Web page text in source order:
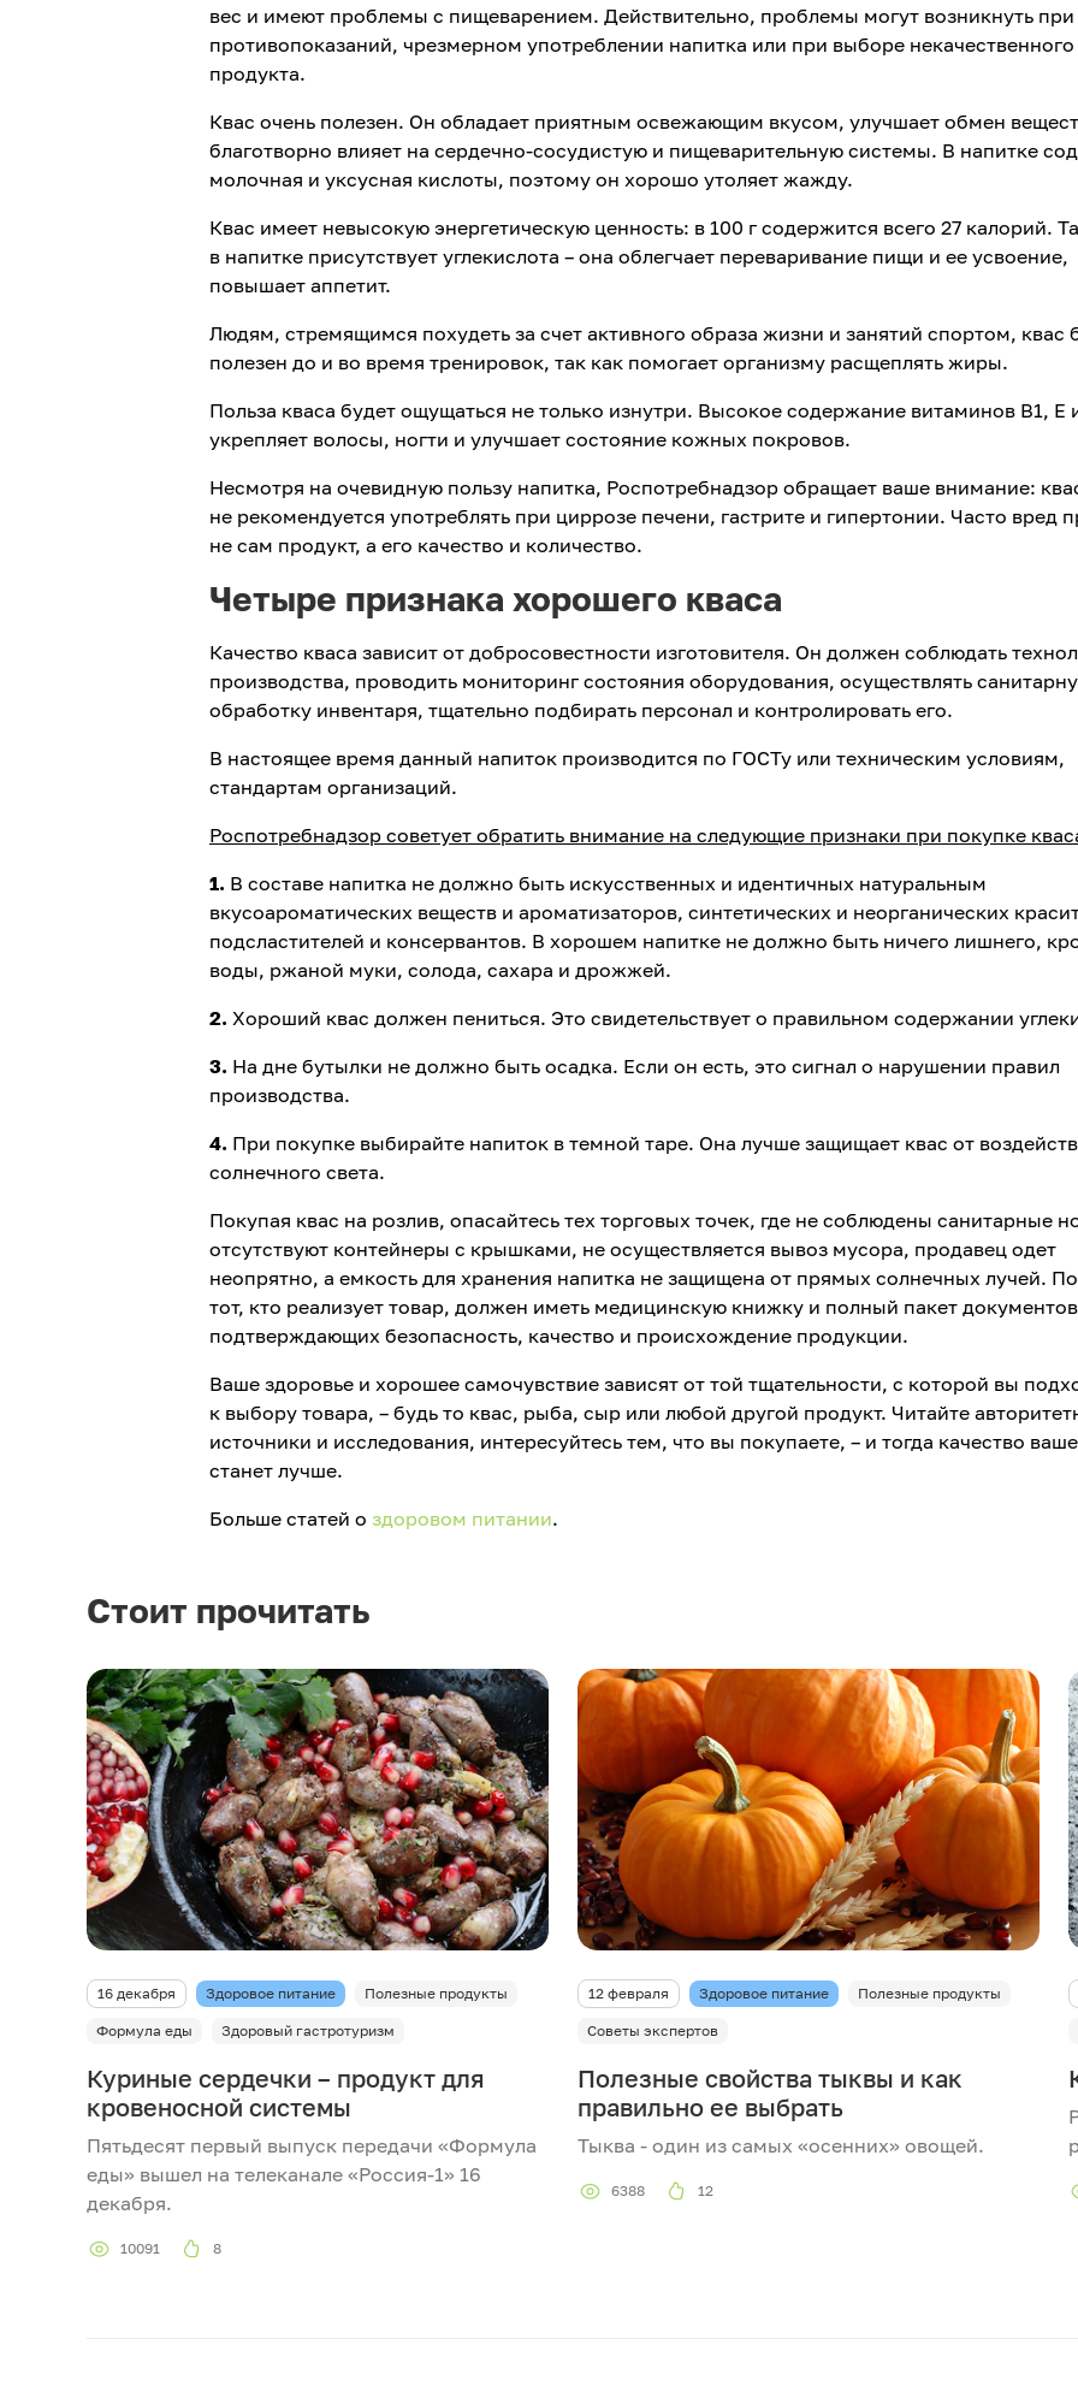
вес и имеют проблемы с пищеварением. Действительно, проблемы могут возникнуть
противопоказаний, чрезмерном употреблении напитка или при выборе некачественного
продукта.
Квас очень полезен. Он обладает приятным освежающим вкусом, улучшает обмен
благотворно влияет на сердечно-сосудистую и пищеварительную системы. В напитке
молочная и уксусная кислоты, поэтому он хорошо утоляет жажду.
Квас имеет невысокую энергетическую ценность: в 100 г содержится всего 27 калорий.
в напитке присутствует углекислота – она облегчает переваривание пищи и ее усвоение,
повышает аппетит.
Людям, стремящимся похудеть за счет активного образа жизни и занятий спортом, квас
полезен до и во время тренировок, так как помогает организму расщеплять жиры.
Польза кваса будет ощущаться не только изнутри. Высокое содержание витаминов B1, E
укрепляет волосы, ногти и улучшает состояние кожных покровов.
Несмотря на очевидную пользу напитка, Роспотребнадзор обращает ваше внимание:
не рекомендуется употреблять при циррозе печени, гастрите и гипертонии. Часто вред
не сам продукт, а его качество и количество.
Четыре признака хорошего кваса
Качество кваса зависит от добросовестности изготовителя. Он должен соблюдать
производства, проводить мониторинг состояния оборудования, осуществлять
обработку инвентаря, тщательно подбирать персонал и контролировать его.
В настоящее время данный напиток производится по ГОСТу или техническим условиям,
стандартам организаций.
Роспотребнадзор советует обратить внимание на следующие признаки при покупке
1. В составе напитка не должно быть искусственных и идентичных натуральным
вкусоароматических веществ и ароматизаторов, синтетических и неорганических
подсластителей и консервантов. В хорошем напитке не должно быть ничего лишнего,
воды, ржаной муки, солода, сахара и дрожжей.
2. Хороший квас должен пениться. Это свидетельствует о правильном содержании
3. На дне бутылки не должно быть осадка. Если он есть, это сигнал о нарушении правил
производства.
4. При покупке выбирайте напиток в темной таре. Она лучше защищает квас от
солнечного света.
Покупая квас на розлив, опасайтесь тех торговых точек, где не соблюдены санитарные
отсутствуют контейнеры с крышками, не осуществляется вывоз мусора, продавец одет
неопрятно, а емкость для хранения напитка не защищена от прямых солнечных лучей.
тот, кто реализует товар, должен иметь медицинскую книжку и полный пакет
подтверждающих безопасность, качество и происхождение продукции.
Ваше здоровье и хорошее самочувствие зависят от той тщательности, с которой вы
к выбору товара, – будь то квас, рыба, сыр или любой другой продукт. Читайте
источники и исследования, интересуйтесь тем, что вы покупаете, – и тогда качество
станет лучше.
Больше статей о здоровом питании.
Стоит прочитать
16 декабря Здоровое питание Полезные продукты
Формула еды Здоровый гастротуризм
Куриные сердечки – продукт для
кровеносной системы
Пятьдесят первый выпуск передачи «Формула
еды» вышел на телеканале «Россия-1» 16
декабря.
10091 8
12 февраля Здоровое питание Полезные продукты
Советы экспертов
Полезные свойства тыквы и как
правильно ее выбрать
Тыква - один из самых «осенних» овощей.
6388 12